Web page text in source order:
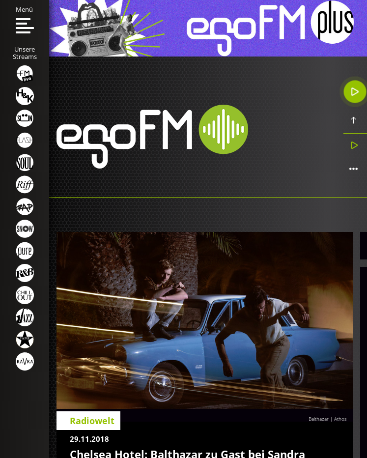
Menü
Unsere
Streams
Balthazar | Athos
Radiowelt
29.11.2018
Chelsea Hotel: Balthazar zu Gast bei Sandra